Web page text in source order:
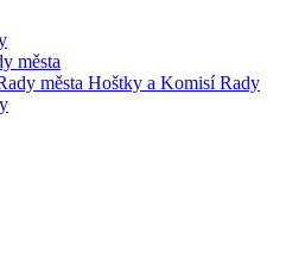
města
města Hoštky a Komisí Rady